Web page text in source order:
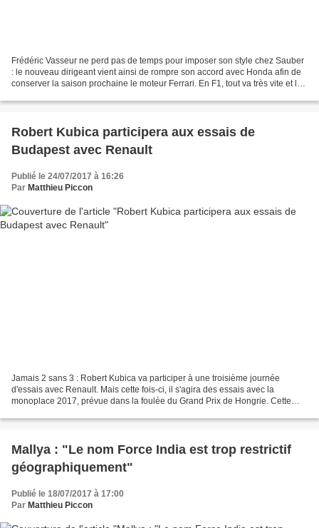
Frédéric Vasseur ne perd pas de temps pour imposer son style chez Sauber
: le nouveau dirigeant vient ainsi de rompre son accord avec Honda afin de
conserver la saison prochaine le moteur Ferrari. En F1, tout va très vite et la
Robert Kubica participera aux essais de
Budapest avec Renault
Publié le 24/07/2017 à 16:26
Par Matthieu Piccon
Jamais 2 sans 3 : Robert Kubica va participer à une troisième journée
d'essais avec Renault. Mais cette fois-ci, il s'agira des essais avec la
monoplace 2017, prévue dans la foulée du Grand Prix de Hongrie. Cette
Mallya : "Le nom Force India est trop restrictif
géographiquement"
Publié le 18/07/2017 à 17:00
Par Matthieu Piccon